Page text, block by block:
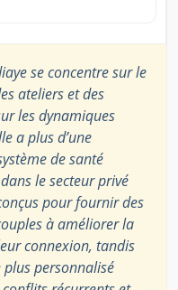
se concentre sur le
ateliers et des
les dynamiques
a plus d’une
de santé
le secteur privé
pour fournir des
à améliorer la
connexion, tandis
personnalisé